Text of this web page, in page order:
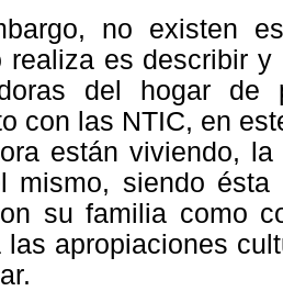
no existen
realiza es describir
del hogar de
con las NTIC, en
están viviendo,
mismo, siendo ésta
su familia como
las apropiaciones